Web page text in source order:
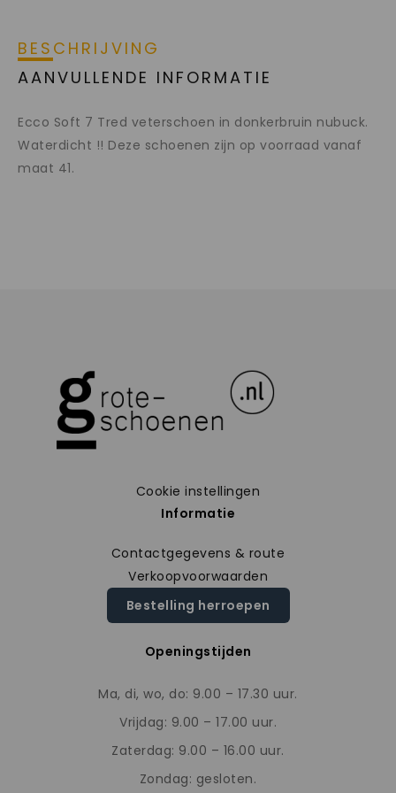
BESCHRIJVING
AANVULLENDE INFORMATIE
Ecco Soft 7 Tred veterschoen in donkerbruin nubuck.
Waterdicht !! Deze schoenen zijn op voorraad vanaf
maat 41.
Cookie instellingen
Informatie
Contactgegevens & route
Verkoopvoorwaarden
Bestelling herroepen
Openingstijden
Ma, di, wo, do: 9.00 – 17.30 uur.
Vrijdag: 9.00 – 17.00 uur.
Zaterdag: 9.00 – 16.00 uur.
Zondag: gesloten.